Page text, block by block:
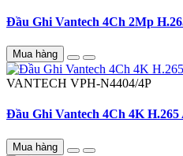
Đầu Ghi Vantech 4Ch 2Mp
Mua hàng
VANTECH VPH-N4404/4P
Đầu Ghi Vantech 4Ch 4K
Mua hàng